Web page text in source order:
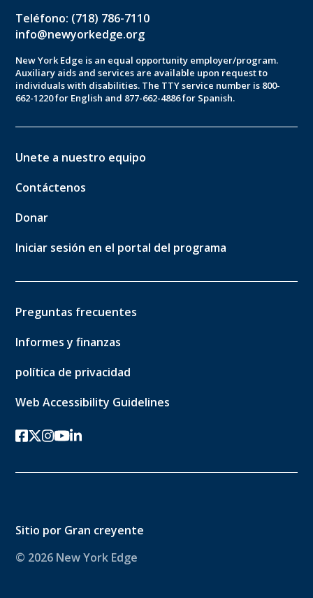
Teléfono: (718) 786-7110
info@newyorkedge.org
New York Edge is an equal opportunity employer/program.
Auxiliary aids and services are available upon request to
individuals with disabilities. The TTY service number is 800-
662-1220 for English and 877-662-4886 for Spanish.
Unete a nuestro equipo
Contáctenos
Donar
Iniciar sesión en el portal del programa
Preguntas frecuentes
Informes y finanzas
política de privacidad
Web Accessibility Guidelines
Facebook
twitter-x
Instagram
YouTube
linkedin
Sitio por Gran creyente
© 2026 New York Edge